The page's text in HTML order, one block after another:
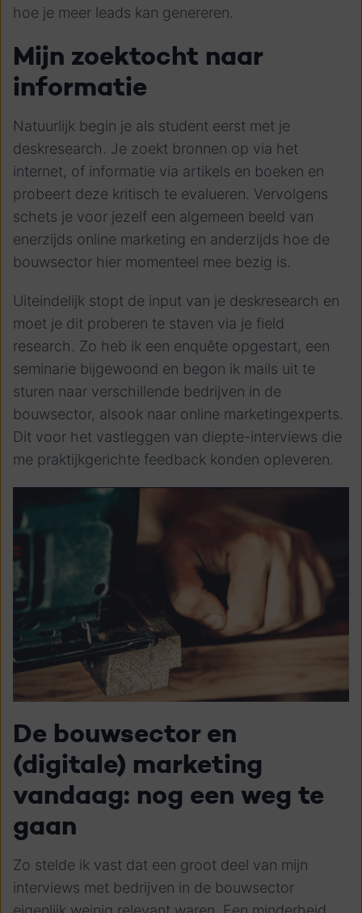
hoe je meer leads kan genereren.
Mijn zoektocht naar
informatie
Natuurlijk begin je als student eerst met je
deskresearch. Je zoekt bronnen op via het
internet, of informatie via artikels en boeken en
probeert deze kritisch te evalueren. Vervolgens
schets je voor jezelf een algemeen beeld van
enerzijds online marketing en anderzijds hoe de
bouwsector hier momenteel mee bezig is.
Uiteindelijk stopt de input van je deskresearch en
moet je dit proberen te staven via je field
research. Zo heb ik een enquête opgestart, een
seminarie bijgewoond en begon ik mails uit te
sturen naar verschillende bedrijven in de
bouwsector, alsook naar online marketingexperts.
Dit voor het vastleggen van diepte-interviews die
me praktijkgerichte feedback konden opleveren.
De bouwsector en
(digitale) marketing
vandaag: nog een weg te
gaan
Zo stelde ik vast dat een groot deel van mijn
interviews met bedrijven in de bouwsector